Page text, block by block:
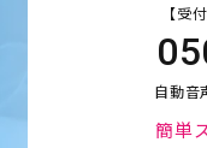
【受
自動音
簡単